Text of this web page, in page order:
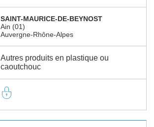
SAINT-MAURICE-DE-BEYNOST
Ain (01)
Auvergne-Rhône-Alpes
Autres produits en plastique ou
caoutchouc